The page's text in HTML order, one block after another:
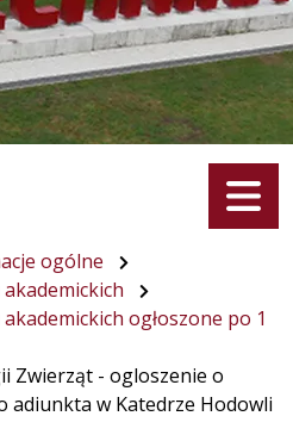
Menu
ogólne
ogłoszone po 1
Zwierząt - ogloszenie o
adiunkta w Katedrze Hodowli